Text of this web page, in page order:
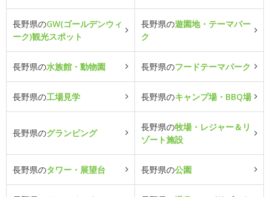
長野県のGW(ゴールデンウィ
ーク)観光スポット
長野県の遊園地・テーマパー
ク
長野県の水族館・動物園 長野県のフードテーマパーク
長野県の工場見学 長野県のキャンプ場・BBQ場
長野県のグランピング
長野県の牧場・レジャー＆リ
ゾート施設
長野県のタワー・展望台 長野県の公園